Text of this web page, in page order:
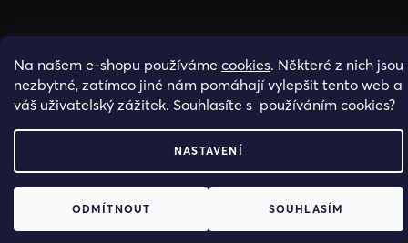
Na našem e-shopu používáme cookies. Některé z nich jsou
nezbytné, zatímco jiné nám pomáhají vylepšit tento web a
váš uživatelský zážitek. Souhlasíte s používáním cookies?
NASTAVENÍ
ODMÍTNOUT SOUHLASÍM
PROVOZOVATELEM STRANEK HOSH.CZ JE SPOLECNOST PAK